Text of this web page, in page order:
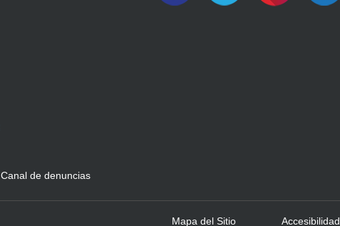
Canal de denuncias
Mapa del Sitio Accesibilidad